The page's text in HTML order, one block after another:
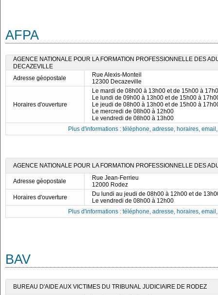
AFPA
AGENCE NATIONALE POUR LA FORMATION PROFESSIONNELLE DES
DECAZEVILLE
Adresse géopostale
Rue Alexis-Monteil
12300 Decazeville
Horaires d'ouverture
Le mardi de 08h00 à 13h00 et de 15h00 à
Le lundi de 09h00 à 13h00 et de 15h00 à
Le jeudi de 08h00 à 13h00 et de 15h00 à
Le mercredi de 08h00 à 12h00
Le vendredi de 08h00 à 13h00
Plus d'informations : téléphone, adresse, horaires,
AGENCE NATIONALE POUR LA FORMATION PROFESSIONNELLE DES
Adresse géopostale
Rue Jean-Ferrieu
12000 Rodez
Horaires d'ouverture
Du lundi au jeudi de 08h00 à 12h00 et de
Le vendredi de 08h00 à 12h00
Plus d'informations : téléphone, adresse, horaires,
BAV
BUREAU D'AIDE AUX VICTIMES DU TRIBUNAL JUDICIAIRE DE RODEZ